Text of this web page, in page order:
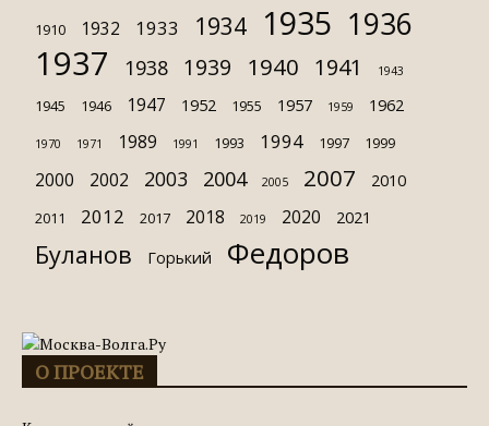
1910 1932 1933 1934 1935 1936
1937 1938 1939 1940 1941 1943
1945 1946 1947 1952 1955 1957 1959 1962
1970 1971 1989 1991 1993 1994 1997 1999
2000 2002 2003 2004 2005 2007 2010
2011 2012 2017 2018 2019 2020 2021
Буланов Горький Федоров
О ПРОЕКТЕ